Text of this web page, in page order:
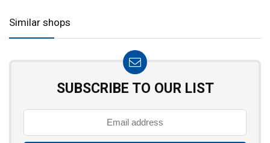
Similar shops
SUBSCRIBE TO OUR LIST